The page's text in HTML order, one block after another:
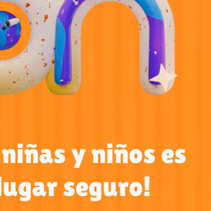
niñas y niños es
seguro!